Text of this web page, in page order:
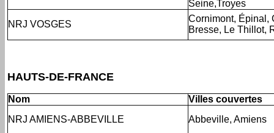
Seine,Troyes
NRJ VOSGES
Cornimont, Épinal,
Bresse, Le Thillot,
HAUTS-DE-FRANCE
Nom
Villes couvertes
NRJ AMIENS-ABBEVILLE
Abbeville, Amiens